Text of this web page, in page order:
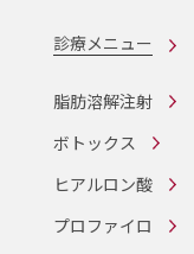
診療メニュー
脂肪溶解注射
ボトックス
ヒアルロン酸
プロファイロ